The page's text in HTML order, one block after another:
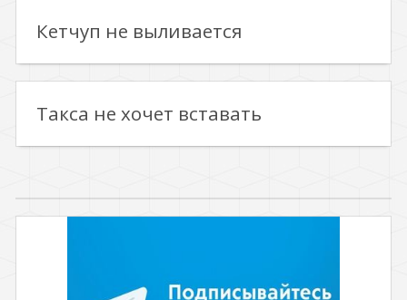
Кетчуп не выливается
Такса не хочет вставать